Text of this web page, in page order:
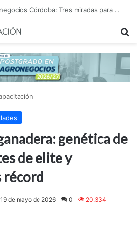
Congreso de Agronegocios Córdoba: Tres miradas para interpretar el escenario y tomar mejores decisiones
genética de
de elite y
récord
19 de mayo de 2026 0 20.334